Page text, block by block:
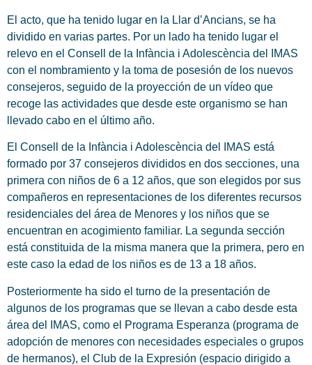
El acto, que ha tenido lugar en la Llar d’Ancians, se ha
dividido en varias partes. Por un lado ha tenido lugar el
relevo en el Consell de la Infància i Adolescència del IMAS
con el nombramiento y la toma de posesión de los nuevos
consejeros, seguido de la proyección de un vídeo que
recoge las actividades que desde este organismo se han
llevado cabo en el último año.
El Consell de la Infància i Adolescència del IMAS está
formado por 37 consejeros divididos en dos secciones, una
primera con niños de 6 a 12 años, que son elegidos por sus
compañeros en representaciones de los diferentes recursos
residenciales del área de Menores y los niños que se
encuentran en acogimiento familiar. La segunda sección
está constituida de la misma manera que la primera, pero en
este caso la edad de los niños es de 13 a 18 años.
Posteriormente ha sido el turno de la presentación de
algunos de los programas que se llevan a cabo desde esta
área del IMAS, como el Programa Esperanza (programa de
adopción de menores con necesidades especiales o grupos
de hermanos), el Club de la Expresión (espacio dirigido a